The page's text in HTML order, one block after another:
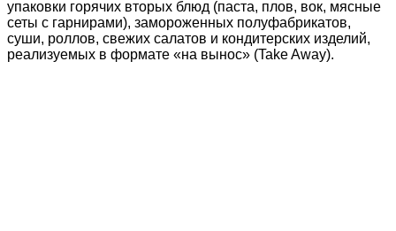
упаковки горячих вторых блюд (паста, плов, вок, мясные
сеты с гарнирами), замороженных полуфабрикатов,
суши, роллов, свежих салатов и кондитерских изделий,
реализуемых в формате «на вынос» (Take Away).